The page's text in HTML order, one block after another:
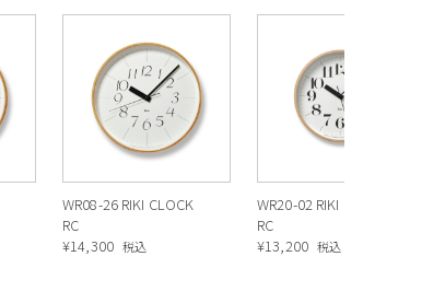
WR08-26 RIKI CLOCK
RC
¥14,300 税込
WR20-02 RIKI CLOCK
RC
¥13,200 税込